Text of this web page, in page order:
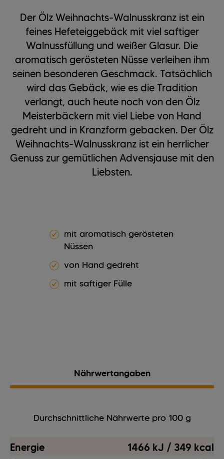
Der Ölz Weihnachts-Walnusskranz ist ein
feines Hefeteiggebäck mit viel saftiger
Walnussfüllung und weißer Glasur. Die
aromatisch gerösteten Nüsse verleihen ihm
seinen besonderen Geschmack. Tatsächlich
wird das Gebäck, wie es die Tradition
verlangt, auch heute noch von den Ölz
Meisterbäckern mit viel Liebe von Hand
gedreht und in Kranzform gebacken. Der Ölz
Weihnachts-Walnusskranz ist ein herrlicher
Genuss zur gemütlichen Advensjause mit den
Liebsten.
mit aromatisch gerösteten
Nüssen
von Hand gedreht
mit saftiger Fülle
Nährwertangaben
Durchschnittliche Nährwerte pro 100 g
Energie
1466 kJ / 349 kcal